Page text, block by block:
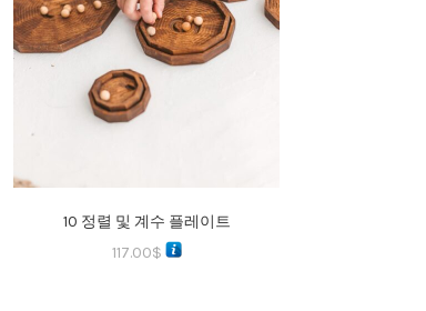
10 정렬 및 계수 플레이트
117.00$